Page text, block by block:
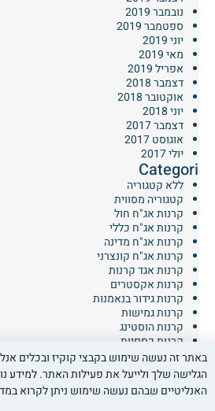
נובמבר 2019
ספטמבר 2019
יוני 2019
מאי 2019
אפריל 2019
דצמבר 2018
אוקטובר 2018
יוני 2018
דצמבר 2017
אוגוסט 2017
יולי 2017
Categories
ללא קטגוריה
קטגוריה מסווית
קרנות אג"ח חול
קרנות אג"ח כללי
קרנות אג"ח מדינה
קרנות אג"ח קונצרני
קרנות אגד קרנות
קרנות אקסטרים
קרנות גידור בנאמנות
קרנות גמישות
קרנות הוסטינג
קרנות כספיות
קרנות מניות חו"ל
קרנות מניות מקומי
Meta צור קשר
באתר זה נעשה שימוש בקבצי קוקיז ובכלים
הגלישה שלך ולייעל את פעילות האתר. למידע
האנליטיים שבהם נעשה שימוש ניתן לקרוא